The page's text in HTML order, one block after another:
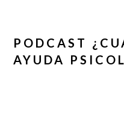
PODCAST
AYUDA